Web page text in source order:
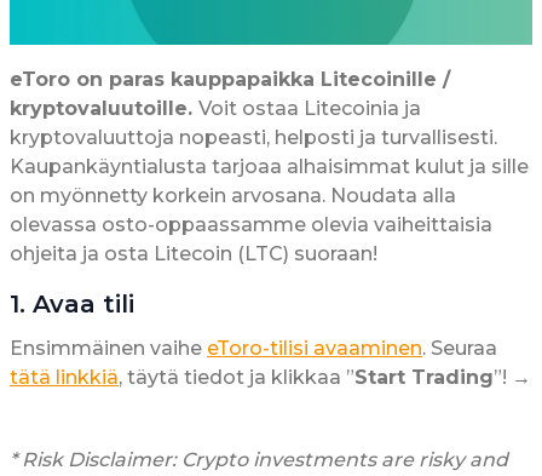
eToro on paras kauppapaikka Litecoinille /
kryptovaluutoille. Voit ostaa Litecoinia ja
kryptovaluuttoja nopeasti, helposti ja turvallisesti.
Kaupankäyntialusta tarjoaa alhaisimmat kulut ja sille
on myönnetty korkein arvosana. Noudata alla
olevassa osto-oppaassamme olevia vaiheittaisia
ohjeita ja osta Litecoin (LTC) suoraan!
1. Avaa tili
Ensimmäinen vaihe eToro-tilisi avaaminen. Seuraa
tätä linkkiä, täytä tiedot ja klikkaa ”Start Trading”! →
* Risk Disclaimer: Crypto investments are risky and